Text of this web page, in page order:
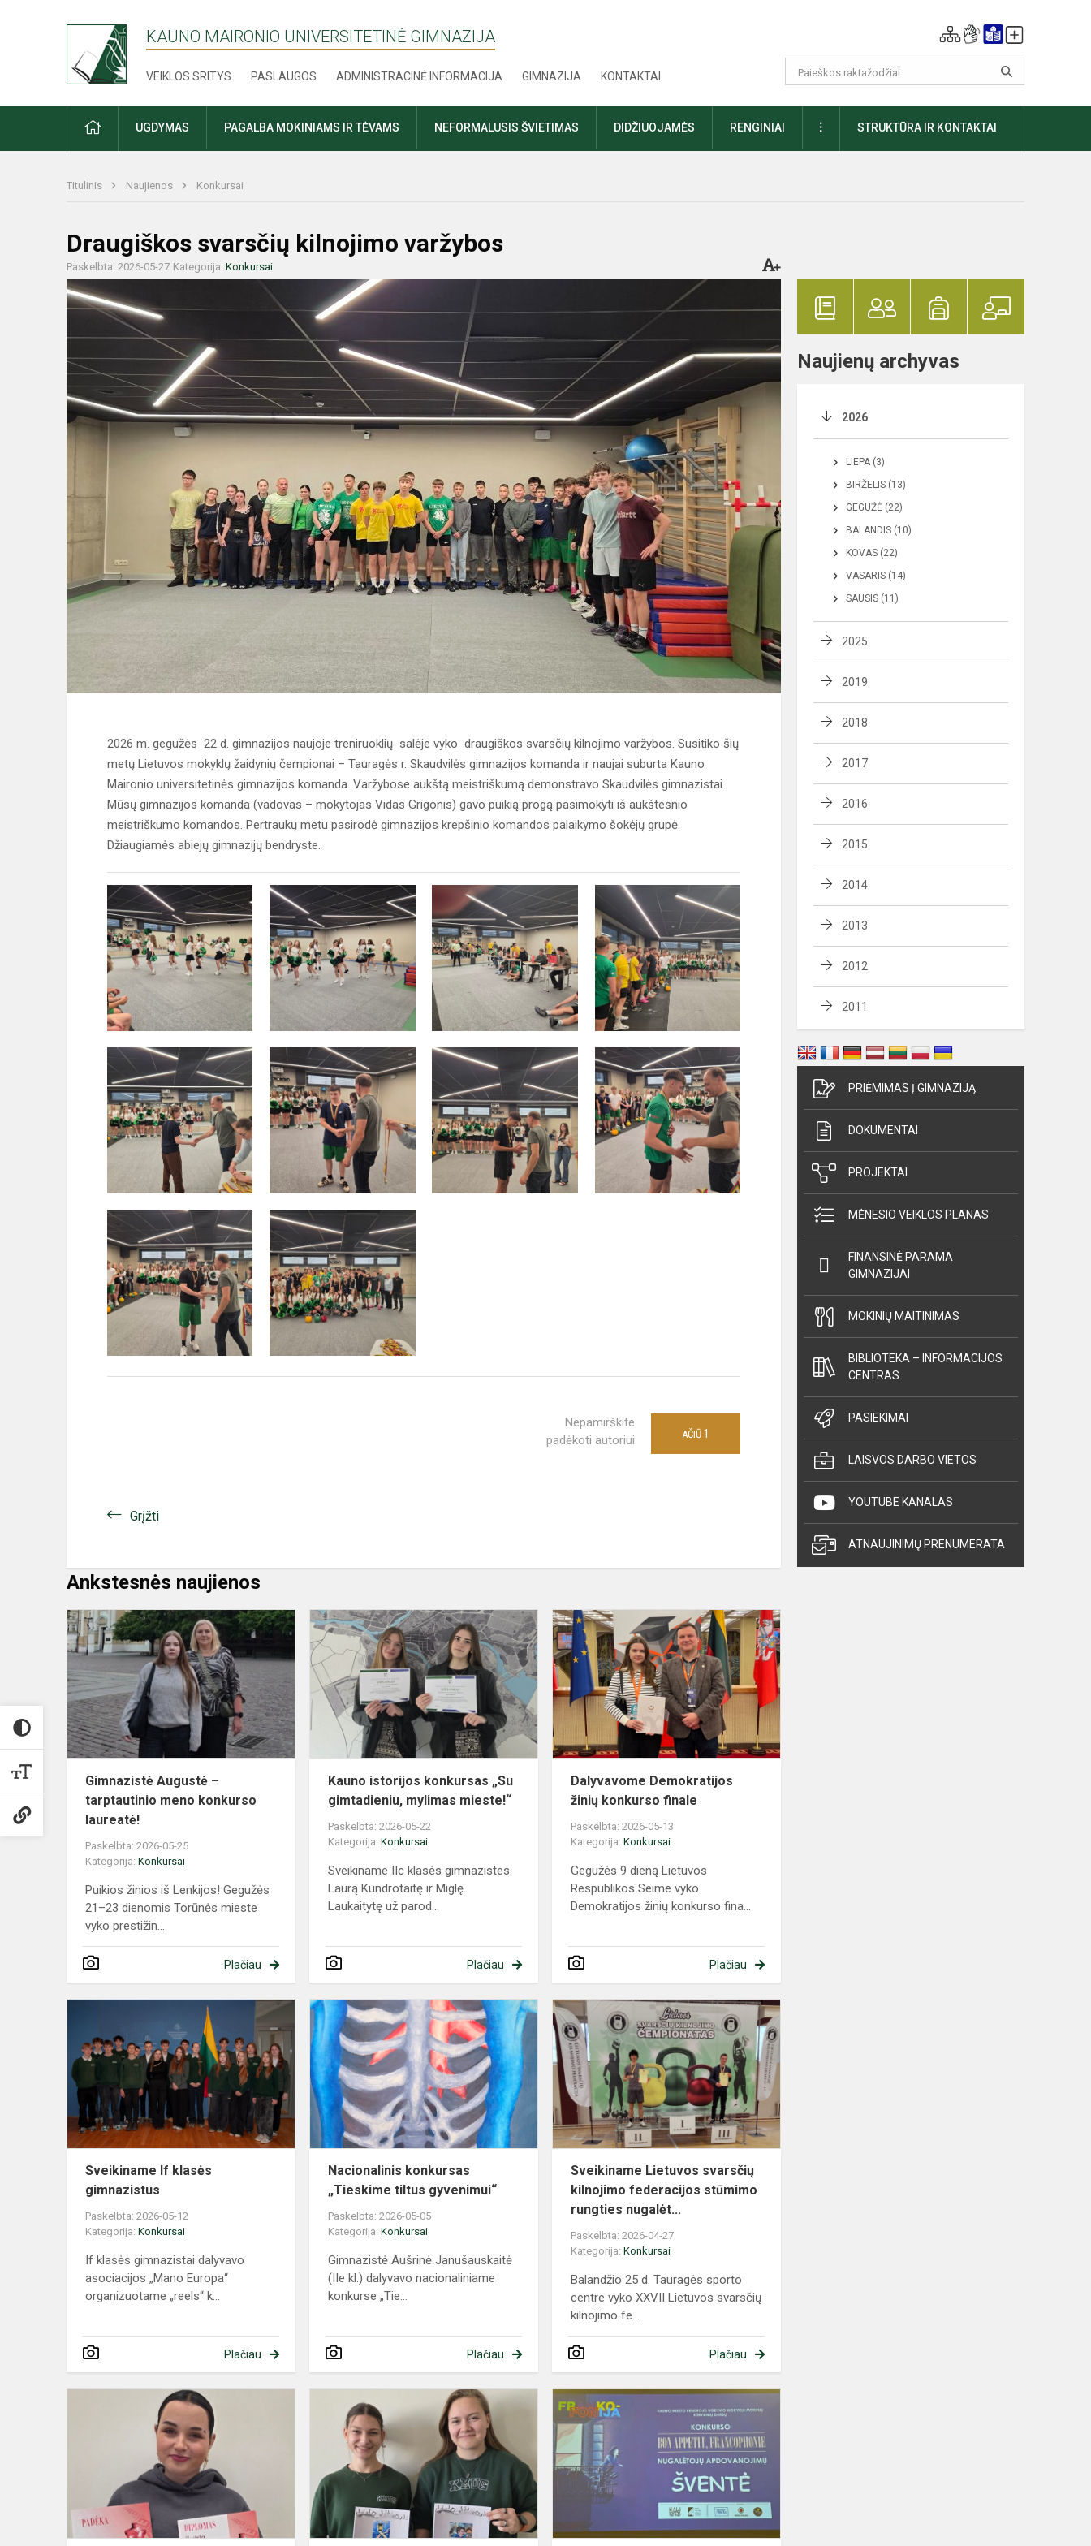
KAUNO MAIRONIO UNIVERSITETINĖ GIMNAZIJA
VEIKLOS SRITYS PASLAUGOS ADMINISTRACINĖ INFORMACIJA GIMNAZIJA KONTAKTAI
PRADŽIAUGDYMAS PAGALBA MOKINIAMS IR TĖVAMS NEFORMALUSIS ŠVIETIMAS DIDŽIUOJAMĖS RENGINIAI DAUGIAUSTRUKTŪRA IR KONTAKTAI
Titulinis Naujienos Konkursai
Draugiškos svarsčių kilnojimo varžybos
Paskelbta: 2026-05-27 Kategorija: Konkursai
2026 m. gegužės 22 d. gimnazijos naujoje treniruoklių salėje vyko draugiškos svarsčių kilnojimo varžybos. Susitiko šių
metų Lietuvos mokyklų žaidynių čempionai – Tauragės r. Skaudvilės gimnazijos komanda ir naujai suburta Kauno
Maironio universitetinės gimnazijos komanda. Varžybose aukštą meistriškumą demonstravo Skaudvilės gimnazistai.
Mūsų gimnazijos komanda (vadovas – mokytojas Vidas Grigonis) gavo puikią progą pasimokyti iš aukštesnio
meistriškumo komandos. Pertraukų metu pasirodė gimnazijos krepšinio komandos palaikymo šokėjų grupė.
Džiaugiamės abiejų gimnazijų bendryste.
Nepamirškite
padėkoti autoriui
AČIŪ 1
Grįžti
Ankstesnės naujienos
Gimnazistė
Augustė
–
tarptautinio
meno
konkurso
laureatė!
Gimnazistė Augustė –
tarptautinio meno konkurso
laureatė!
Paskelbta: 2026-05-25
Kategorija: Konkursai
Puikios žinios iš Lenkijos! Gegužės
21–23 dienomis Torūnės mieste
vyko prestižin...
Plačiau
Kauno
istorijos
konkursas
„Su
gimtadieniu,
mylimas
mieste!“
Kauno istorijos konkursas „Su
gimtadieniu, mylimas mieste!“
Paskelbta: 2026-05-22
Kategorija:Konkursai
Sveikiname IIc klasės gimnazistes
Laurą Kundrotaitę ir Miglę
Laukaitytę už parod...
Plačiau
Dalyvavome
Demokratijos
žinių
finale
Dalyvavome Demokratijos
žinių konkurso finale
Paskelbta: 2026-05-13
Kategorija:Konkursai
Gegužės 9 dieną Lietuvos
Respublikos Seime vyko
Demokratijos žinių konkurso fina...
Plačiau
Sveikiname
klasės
gimnazistus
Sveikiname If klasės
gimnazistus
Paskelbta: 2026-05-12
Kategorija: Konkursai
If klasės gimnazistai dalyvavo
asociacijos „Mano Europa“
organizuotame „reels“ k...
Plačiau
Nacionalinis
konkursas
„Tieskime
tiltus
gyvenimui“
Nacionalinis konkursas
„Tieskime tiltus gyvenimui“
Paskelbta: 2026-05-05
Kategorija:Konkursai
Gimnazistė Aušrinė Janušauskaitė
(IIe kl.) dalyvavo nacionaliniame
konkurse „Tie...
Plačiau
Sveikiname
kilnojimo
stūmimo...
Sveikiname Lietuvos svarsčių
kilnojimo federacijos stūmimo
rungties nugalėt...
Paskelbta: 2026-04-27
Kategorija:Konkursai
Balandžio 25 d. Tauragės sporto
centre vyko XXVII Lietuvos svarsčių
kilnojimo fe...
Plačiau
Skaistės
Ignatavičiūtės
kolekcijai
Skambančios
pergalės
piešinių
konkurse
„Matau
Pasaulinę
Naujienų archyvas
2026
LIEPA (3)
BIRŽELIS (13)
GEGUŽĖ (22)
BALANDIS (10)
KOVAS (22)
VASARIS (14)
SAUSIS (11)
2025
2019
2018
2017
2016
2015
2014
2013
2012
2011
PRIĖMIMAS Į GIMNAZIJĄ
DOKUMENTAI
PROJEKTAI
MĖNESIO VEIKLOS PLANAS
FINANSINĖ PARAMA
GIMNAZIJAI
MOKINIŲ MAITINIMAS
BIBLIOTEKA – INFORMACIJOS
CENTRAS
PASIEKIMAI
LAISVOS DARBO VIETOS
YOUTUBE KANALAS
ATNAUJINIMŲ PRENUMERATA